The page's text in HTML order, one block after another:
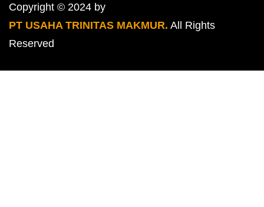
Copyright © 2024 by
PT USAHA TRINITAS MAKMUR. All Rights
Reserved